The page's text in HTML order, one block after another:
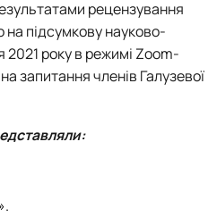
рецензування
на підсумкову науково-
2021 року в режимі Zoom-
запитання членів Галузевої